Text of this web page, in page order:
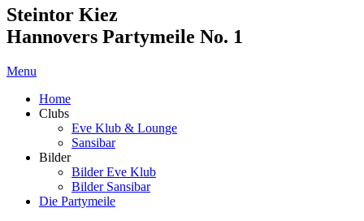
Steintor Kiez
Hannovers Partymeile No. 1
Menu
Home
Clubs
Eve Klub & Lounge
Sansibar
Bilder
Bilder Eve Klub
Bilder Sansibar
Die Partymeile